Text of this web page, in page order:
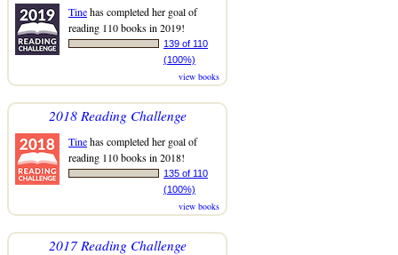
Tinehas completed her goal of
reading 110 books in 2019!
139 of 110
(100%)
view books
2018 Reading Challenge
Tinehas completed her goal of
reading 110 books in 2018!
135 of 110
(100%)
view books
2017 Reading Challenge